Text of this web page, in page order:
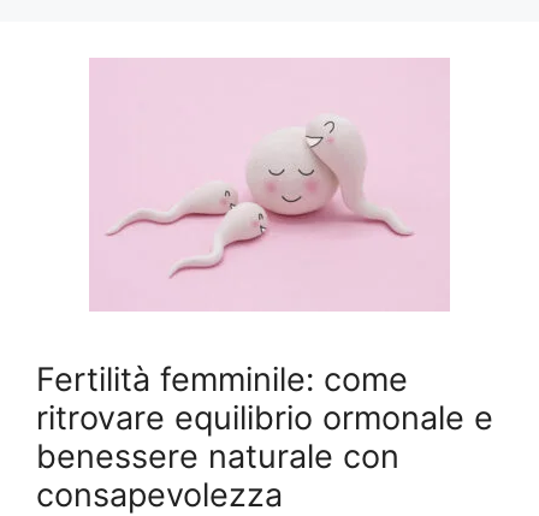
Fertilità femminile: come
ritrovare equilibrio ormonale e
benessere naturale con
consapevolezza